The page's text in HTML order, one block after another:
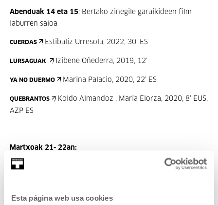
Esta página web usa cookies
Abenduak 14 eta 15: Bertako zinegile garaikideen film
laburren saioa
CUERDAS , Estibaliz Urresola, 2022, 30’ ES
LURSAGUAK , Izibene Oñederra, 2019, 12’
YA NO DUERMO , Marina Palacio, 2020, 22’ ES
QUEBRANTOS , Koldo Almandoz , María Elorza, 2020, 8’ EUS,
AZP ES
Martxoak 21- 22an:
GIRLHOOD
Informazio praktikoa